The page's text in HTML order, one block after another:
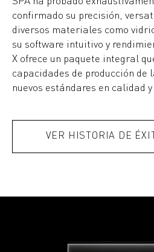
confirmado su precisión,
diversos materiales como
su software intuitivo y
X ofrece un paquete integral
capacidades de producción de
nuevos estándares en calidad
VER HISTORIA DE